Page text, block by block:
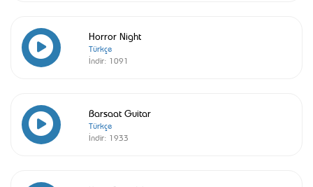
Horror Night
Türkçe
İndir: 1091
Barsaat Guitar
Türkçe
İndir: 1933